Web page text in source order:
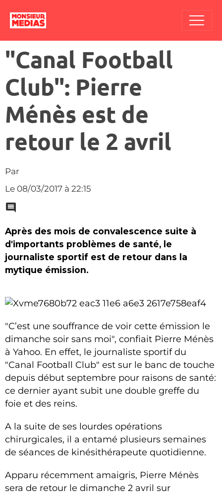
"Canal Football
Club": Pierre
Ménès est de
retour le 2 avril
Par
Le 08/03/2017 à 22:15
Après des mois de convalescence suite à
d'importants problèmes de santé, le
journaliste sportif est de retour dans la
mytique émission.
"C’est une souffrance de voir cette émission le
dimanche soir sans moi", confiait Pierre Ménès
à Yahoo. En effet, le journaliste sportif du
"Canal Football Club" est sur le banc de touche
depuis début septembre pour raisons de santé:
ce dernier ayant subit une double greffe du
foie et des reins.
A la suite de ses lourdes opérations
chirurgicales, il a entamé plusieurs semaines
de séances de kinésithérapeute quotidienne.
Apparu récemment amaigris, Pierre Ménès
sera de retour le dimanche 2 avril sur